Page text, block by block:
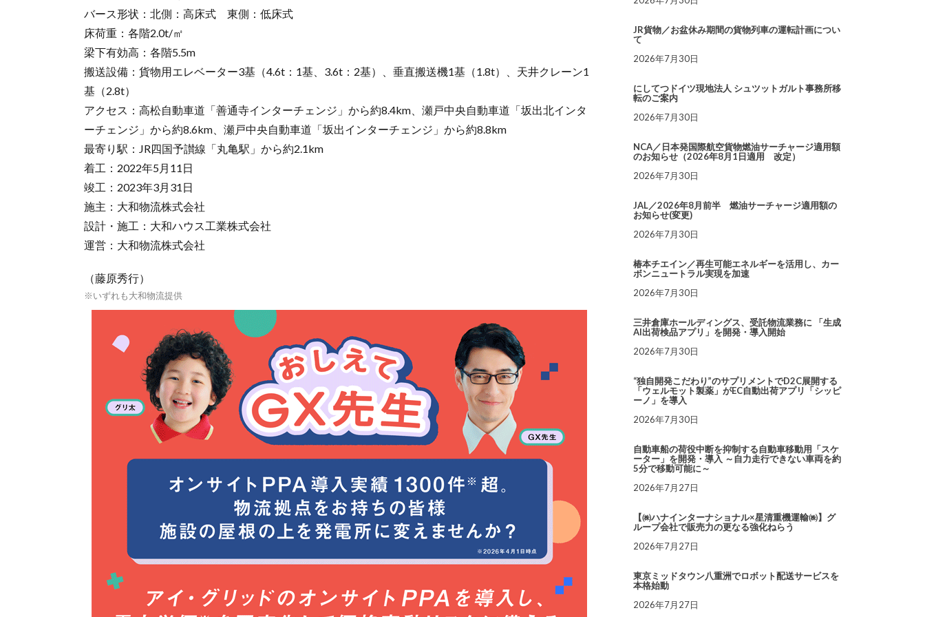
バース形状：北側：高床式 東側：低床式
床荷重：各階2.0t/㎡
梁下有効高：各階5.5m
搬送設備：貨物用エレベーター3基（4.6t：1基、3.6t：2基）、垂直搬送機1基（1.8t）、天井クレーン1
基（2.8t）
アクセス：高松自動車道「善通寺インターチェンジ」から約8.4km、瀬戸中央自動車道「坂出北インタ
ーチェンジ」から約8.6km、瀬戸中央自動車道「坂出インターチェンジ」から約8.8km
最寄り駅：JR四国予讃線「丸亀駅」から約2.1km
着工：2022年5月11日
竣工：2023年3月31日
施主：大和物流株式会社
設計・施工：大和ハウス工業株式会社
運営：大和物流株式会社
（藤原秀行）
※いずれも大和物流提供
JR貨物／お盆休み期間の貨物列車の運転計画につい
て
2026年7月30日
にしてつドイツ現地法人 シュツットガルト事務所移
転のご案内
2026年7月30日
NCA／日本発国際航空貨物燃油サーチャージ適用額
のお知らせ（2026年8月1日適用 改定）
2026年7月30日
JAL／2026年8月前半 燃油サーチャージ適用額の
お知らせ(変更)
2026年7月30日
椿本チエイン／再生可能エネルギーを活用し、カー
ボンニュートラル実現を加速
2026年7月30日
三井倉庫ホールディングス、受託物流業務に 「生成
AI出荷検品アプリ」を開発・導入開始
2026年7月30日
“独自開発こだわり”のサプリメントでD2C展開する
「ウェルモット製薬」がEC自動出荷アプリ「シッピ
ーノ」を導入
2026年7月30日
自動車船の荷役中断を抑制する自動車移動用「スケ
ーター」を開発・導入 ～自力走行できない車両を約
5分で移動可能に～
2026年7月27日
【㈱ハナインターナショナル×星清重機運輸㈱】グ
ループ会社で販売力の更なる強化ねらう
2026年7月27日
東京ミッドタウン八重洲でロボット配送サービスを
本格始動
2026年7月27日